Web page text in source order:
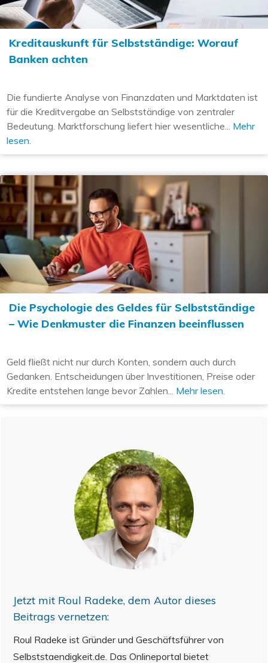
Kreditauskunft für Selbstständige: Worauf
Banken achten
Die fundierte Analyse von Finanzdaten und Marktdaten ist
für die Kreditvergabe an Selbstständige von zentraler
Bedeutung. Marktforschung liefert hier wesentliche... Mehr
lesen.
Die Psychologie des Geldes für Selbstständige
– Wie Denkmuster die Finanzen beeinflussen
Geld fließt nicht nur durch Konten, sondern auch durch
Gedanken. Entscheidungen über Investitionen, Preise oder
Kredite entstehen lange bevor Zahlen... Mehr lesen.
Jetzt mit Roul Radeke, dem Autor dieses
Beitrags vernetzen:
Roul Radeke ist Gründer und Geschäftsführer von
Selbststaendigkeit.de. Das Onlineportal bietet